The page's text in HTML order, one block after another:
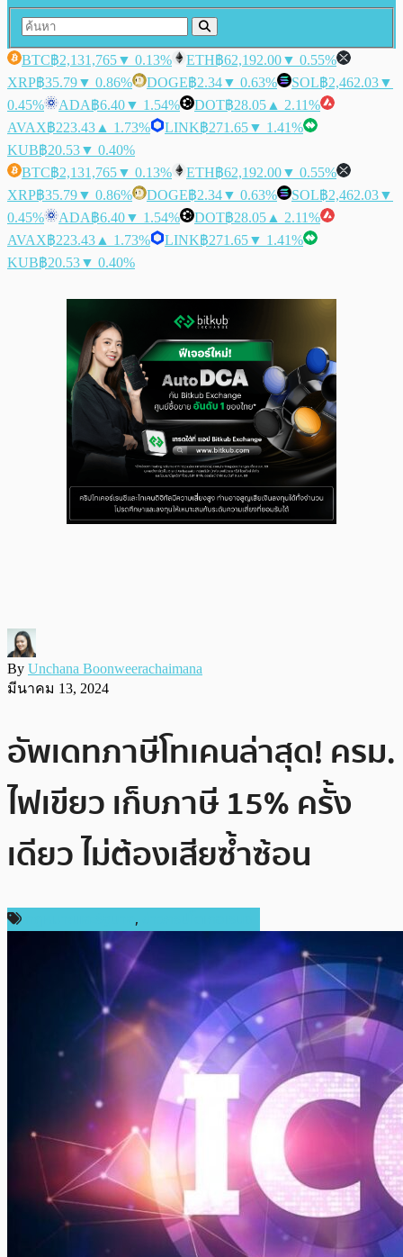
BTC฿2,131,765▼ 0.13% ETH฿62,192.00▼ 0.55%
XRP฿35.79▼ 0.86% DOGE฿2.34▼ 0.63% SOL฿2,462.03▼
0.45%
ADA฿6.40▼ 1.54% DOT฿28.05 ▲ 2.11%
AVAX฿223.43 ▲ 1.73% LINK฿271.65▼ 1.41%
KUB฿20.53▼ 0.40%
BTC฿2,131,765▼ 0.13% ETH฿62,192.00▼ 0.55%
XRP฿35.79▼ 0.86% DOGE฿2.34▼ 0.63% SOL฿2,462.03▼
0.45%
ADA฿6.40▼ 1.54% DOT฿28.05 ▲ 2.11%
AVAX฿223.43 ▲ 1.73% LINK฿271.65▼ 1.41%
KUB฿20.53▼ 0.40%
By Unchana Boonweerachaimana
มีนาคม 13, 2024
อัพเดทภาษีโทเคนล่าสุด! ครม.
ไฟเขียว เก็บภาษี 15% ครั้ง
เดียว ไม่ต้องเสียซ้ำซ้อน
,